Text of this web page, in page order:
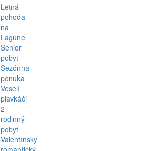
Letná
pohoda
na
Lagúne
Senior
pobyt
Sezónna
ponuka
Veselí
plavkáči
2 -
rodinný
pobyt
Valentínsky